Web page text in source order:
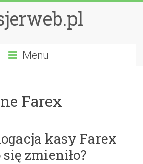
Menu
Farex
kasy Farex
zmieniło?